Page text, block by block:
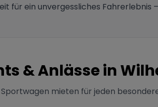
für ein unvergessliches
& Anlässe in
Sportwagen mieten für jeden